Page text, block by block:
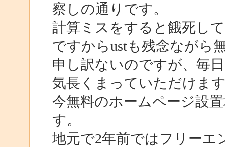
察しの通りです。
計算ミスをすると餓死し
ですからustも残念ながら
申し訳ないのですが、毎
気長くまっていただけま
今無料のホームページ設
す。
地元で2年前ではフリー